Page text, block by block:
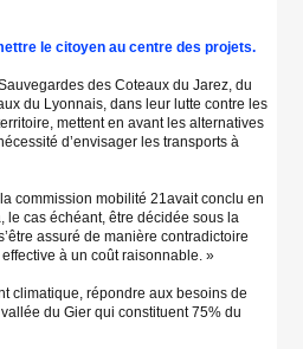
le citoyen au centre des projets.
des Coteaux du Jarez, du
du Lyonnais, dans leur lutte contre les
mettent en avant les alternatives
d’envisager les transports à
commission mobilité 21avait conclu en
le cas échéant, être décidée sous la
assuré de manière contradictoire
effective à un coût raisonnable. »
climatique, répondre aux besoins de
du Gier qui constituent 75% du